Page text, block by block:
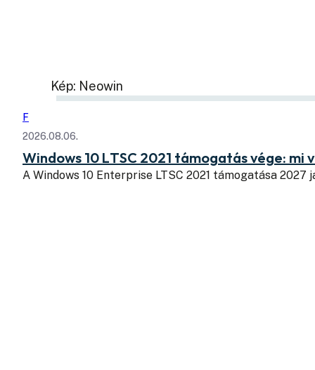
Kép: Neowin
F
2026.08.06.
Windows 10 LTSC 2021 támogatás vége: mi
A Windows 10 Enterprise LTSC 2021 támogatása 2027